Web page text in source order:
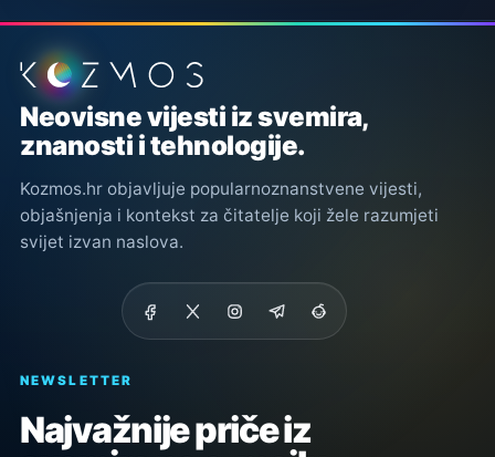
Podnožje stranice
Neovisne vijesti iz svemira,
znanosti i tehnologije.
Kozmos.hr objavljuje popularnoznanstvene vijesti,
objašnjenja i kontekst za čitatelje koji žele razumjeti
svijet izvan naslova.
NEWSLETTER
Najvažnije priče iz